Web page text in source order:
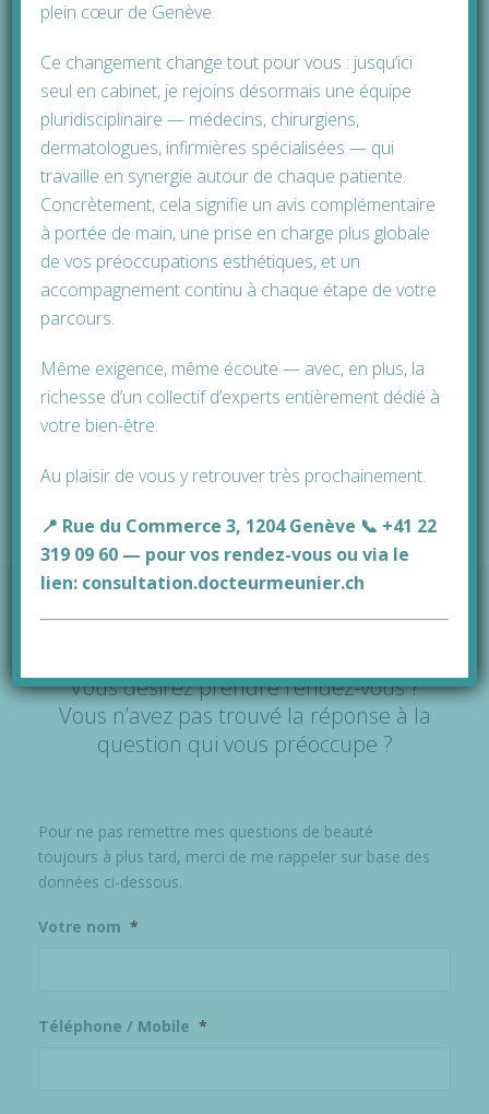
l’intervention
Type
d’anesthésie
Anesthésie locale avec sédation
ou Anesthésie générale
Durée du
séjour
One-day
post
opératoire
Prendre rendez-vous avec
le Docteur Daniel Meunier,
chirurgie esthétique et
en-ligne
Vous désirez prendre rendez-vous ?
Vous n’avez pas trouvé la réponse à la
question qui vous préoccupe ?
Pour ne pas remettre mes questions de beauté
toujours à plus tard, merci de me rappeler sur base des
données ci-dessous.
Votre nom *
Téléphone / Mobile *
plein cœur de Genève.
Ce changement change tout pour vous : jusqu’ici
seul en cabinet, je rejoins désormais une équipe
pluridisciplinaire — médecins, chirurgiens,
dermatologues, infirmières spécialisées — qui
travaille en synergie autour de chaque patiente.
Concrètement, cela signifie un avis complémentaire
à portée de main, une prise en charge plus globale
de vos préoccupations esthétiques, et un
accompagnement continu à chaque étape de votre
parcours.
Même exigence, même écoute — avec, en plus, la
richesse d’un collectif d’experts entièrement dédié à
votre bien-être.
Au plaisir de vous y retrouver très prochainement.
📍 Rue du Commerce 3, 1204 Genève 📞 +41 22
319 09 60 — pour vos rendez-vous ou via le
lien: consultation.docteurmeunier.ch